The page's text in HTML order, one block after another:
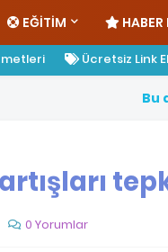
EĞITIM
Ücretsiz Link
Bu
0 Yorumlar